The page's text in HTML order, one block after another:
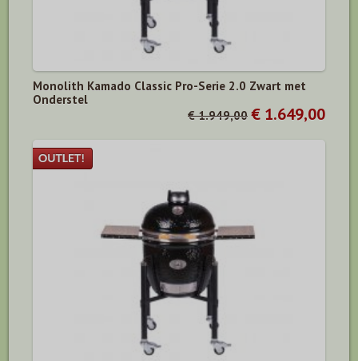
Monolith Kamado Classic Pro-Serie 2.0 Zwart met
Onderstel
€ 1.949,00 € 1.649,00